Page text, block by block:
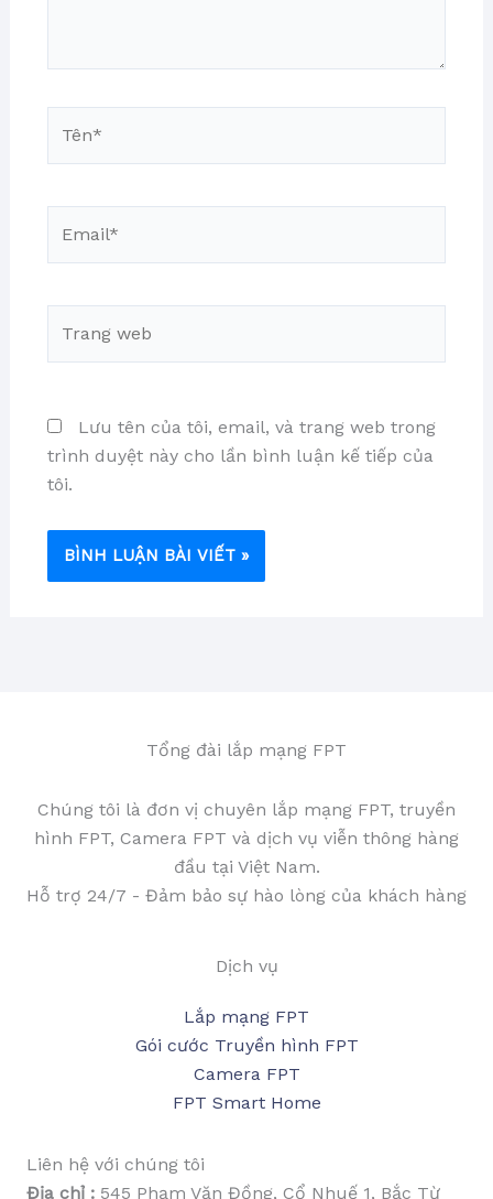
Lưu tên của tôi, email, và trang web trong
trình duyệt này cho lần bình luận kế tiếp của
tôi.
Tổng đài lắp mạng FPT
Chúng tôi là đơn vị chuyên lắp mạng FPT, truyền
hình FPT, Camera FPT và dịch vụ viễn thông hàng
đầu tại Việt Nam.
Hỗ trợ 24/7 - Đảm bảo sự hào lòng của khách hàng
Dịch vụ
Lắp mạng FPT
Gói cước Truyền hình FPT
Camera FPT
FPT Smart Home
Liên hệ với chúng tôi
Địa chỉ : 545 Phạm Văn Đồng, Cổ Nhuế 1, Bắc Từ